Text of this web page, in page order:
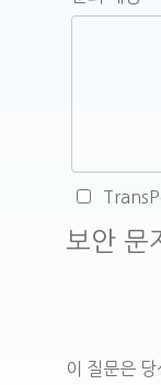
보안 문
이 질문은